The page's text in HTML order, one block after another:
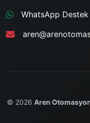
WhatsApp Destek
© 2026 Aren